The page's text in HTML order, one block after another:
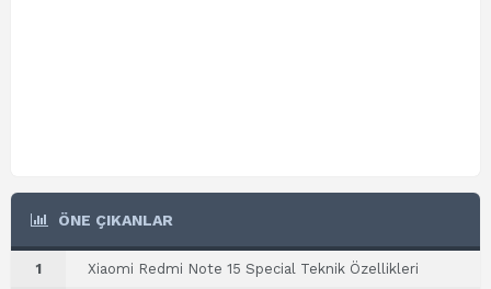
ÖNE ÇIKANLAR
1 Xiaomi Redmi Note 15 Special Teknik Özellikleri